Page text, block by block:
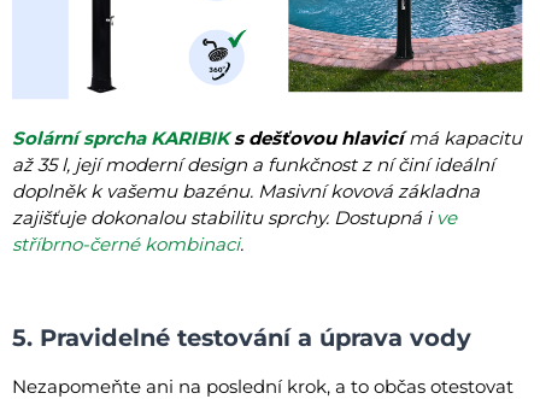
Solární sprcha KARIBIKs dešťovou hlavicímá kapacitu
až 35 l, její moderní design a funkčnost z ní činí ideální
doplněk k vašemu bazénu. Masivní kovová základna
zajišťuje dokonalou stabilitu sprchy. Dostupná i ve
stříbrno-černé kombinaci.
5. Pravidelné testování a úprava vody
Nezapomeňte ani na poslední krok, a to občas otestovat